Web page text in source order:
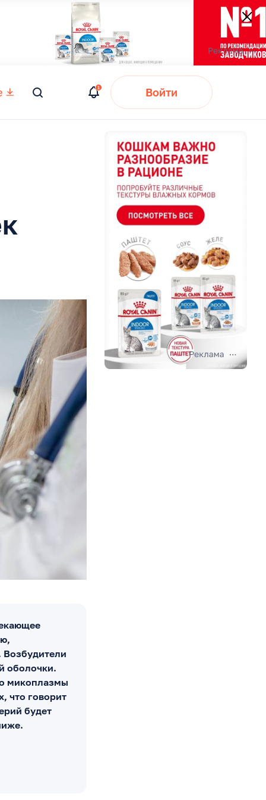
Войти
Возбудители
оболочки.
микоплазмы
что говорит
будет